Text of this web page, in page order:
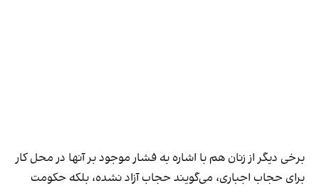
برخی دیگر از زنان هم با اشاره به فشار موجود بر آنها در محل کار
برای حجاب اجباری، می‌گویند حجاب آزاد نشده، بلکه حکومت